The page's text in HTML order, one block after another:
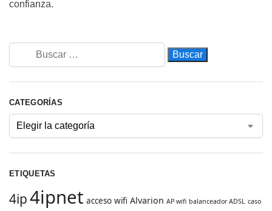
confianza.
CATEGORÍAS
ETIQUETAS
4ip4ipnet acceso wifi Alvarion AP wifi balanceador ADSL caso